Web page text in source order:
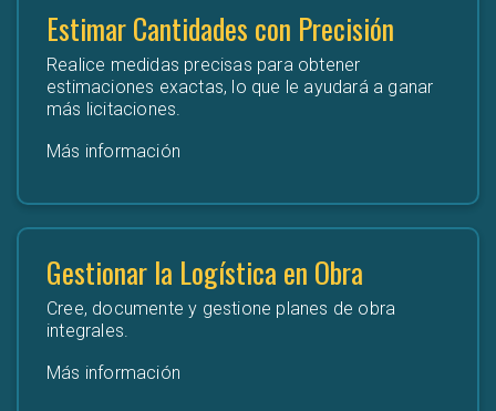
Estimar Cantidades con Precisión
Realice medidas precisas para obtener
estimaciones exactas, lo que le ayudará a ganar
más licitaciones.
Más información
Gestionar la Logística en Obra
Cree, documente y gestione planes de obra
integrales.
Más información